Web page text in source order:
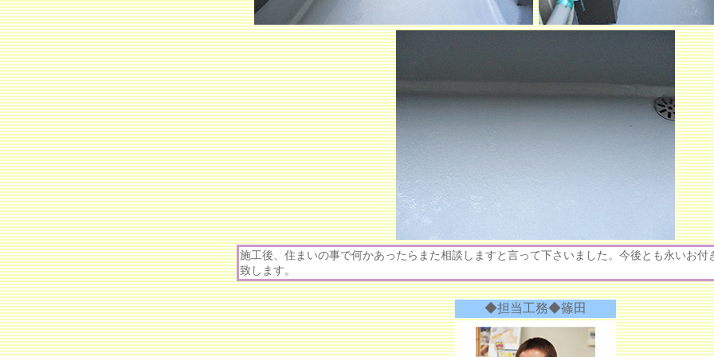
施工後、住まいの事で何かあったらまた相談しますと言って下さいました。今後とも永いお付
致します。
◆担当工務◆篠田